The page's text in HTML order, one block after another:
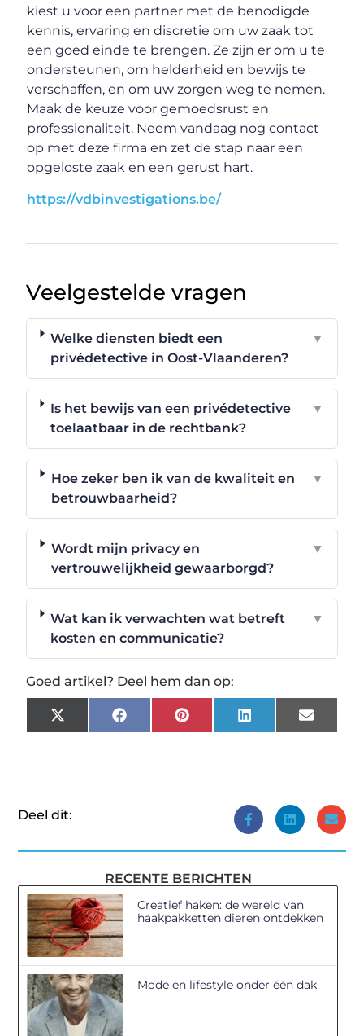
kiest u voor een partner met de benodigde
kennis, ervaring en discretie om uw zaak tot
een goed einde te brengen. Ze zijn er om u te
ondersteunen, om helderheid en bewijs te
verschaffen, en om uw zorgen weg te nemen.
Maak de keuze voor gemoedsrust en
professionaliteit. Neem vandaag nog contact
op met deze firma en zet de stap naar een
opgeloste zaak en een gerust hart.
https://vdbinvestigations.be/
Veelgestelde vragen
Welke diensten biedt een
privédetective in Oost-Vlaanderen?
▼
Is het bewijs van een privédetective
toelaatbaar in de rechtbank?
▼
Hoe zeker ben ik van de kwaliteit en
betrouwbaarheid?
▼
Wordt mijn privacy en
vertrouwelijkheid gewaarborgd?
▼
Wat kan ik verwachten wat betreft
kosten en communicatie?
▼
Goed artikel? Deel hem dan op:
X
(Twitter)
FacebookPinterestLinkedInEmail
Deel dit:
RECENTE BERICHTEN
Creatief haken: de wereld van
haakpakketten dieren ontdekken
Mode en lifestyle onder één dak